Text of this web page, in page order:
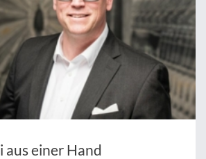
aus einer Hand